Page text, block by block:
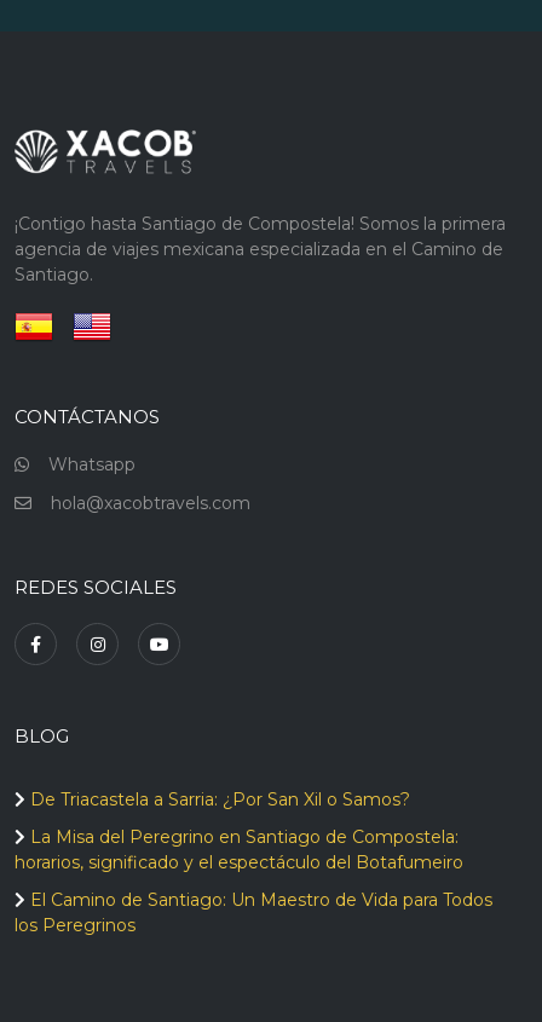
¡Contigo hasta Santiago de Compostela! Somos la primera
agencia de viajes mexicana especializada en el Camino de
Santiago.
CONTÁCTANOS
Whatsapp
hola@xacobtravels.com
REDES SOCIALES
BLOG
De Triacastela a Sarria: ¿Por San Xil o Samos?
La Misa del Peregrino en Santiago de Compostela:
horarios, significado y el espectáculo del Botafumeiro
El Camino de Santiago: Un Maestro de Vida para Todos
los Peregrinos